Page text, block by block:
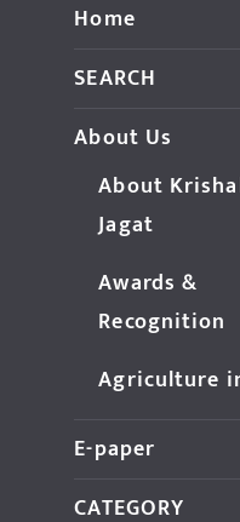
Home
SEARCH
About Us
About
Jagat
Awards &
Recognition
Agriculture
E-paper
CATEGORY